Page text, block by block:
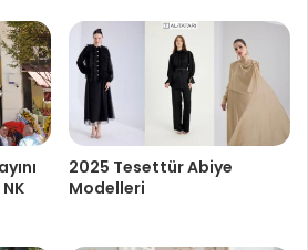
2025 Tesettür Abiye
Modelleri